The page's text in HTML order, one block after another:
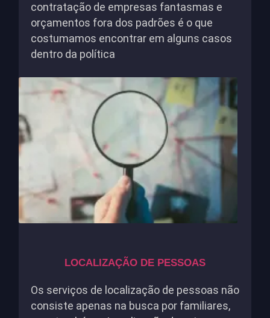
contratação de empresas fantasmas e
orçamentos fora dos padrões é o que
costumamos encontrar em alguns casos
dentro da política
LOCALIZAÇÃO DE PESSOAS
Os serviços de localização de pessoas não
consiste apenas na busca por familiares,